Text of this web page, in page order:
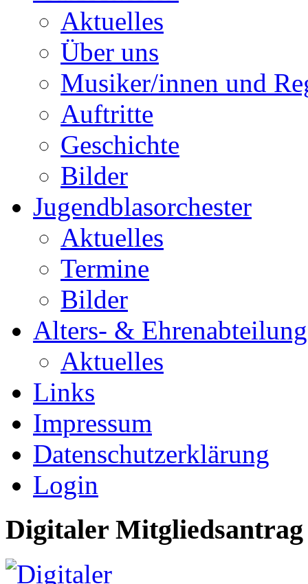
Aktuelles
Über uns
Musiker/innen und
Auftritte
Geschichte
Bilder
Jugendblasorchester
Aktuelles
Termine
Bilder
Alters- & Ehrenabteilung
Aktuelles
Links
Impressum
Datenschutzerklärung
Login
Digitaler Mitgliedsantrag